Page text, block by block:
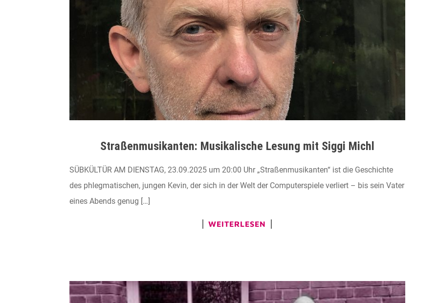
Straßenmusikanten: Musikalische Lesung mit Siggi Michl
SÜBKÜLTÜR AM DIENSTAG, 23.09.2025 um 20:00 Uhr „Straßenmusikanten“ ist die Geschichte
des phlegmatischen, jungen Kevin, der sich in der Welt der Computerspiele verliert – bis sein Vater
eines Abends genug […]
WEITERLESEN